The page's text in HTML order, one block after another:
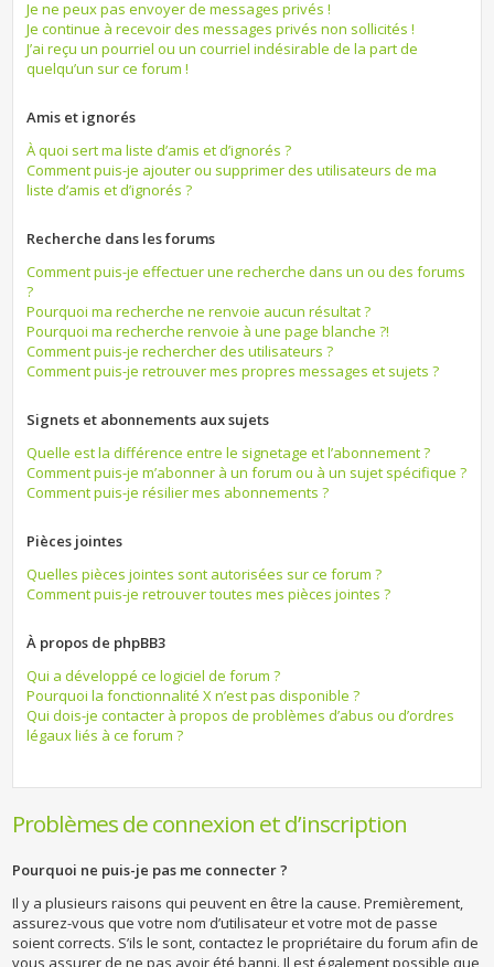
Je ne peux pas envoyer de messages privés !
Je continue à recevoir des messages privés non sollicités !
J’ai reçu un pourriel ou un courriel indésirable de la part de
quelqu’un sur ce forum !
Amis et ignorés
À quoi sert ma liste d’amis et d’ignorés ?
Comment puis-je ajouter ou supprimer des utilisateurs de ma
liste d’amis et d’ignorés ?
Recherche dans les forums
Comment puis-je effectuer une recherche dans un ou des forums
?
Pourquoi ma recherche ne renvoie aucun résultat ?
Pourquoi ma recherche renvoie à une page blanche ?!
Comment puis-je rechercher des utilisateurs ?
Comment puis-je retrouver mes propres messages et sujets ?
Signets et abonnements aux sujets
Quelle est la différence entre le signetage et l’abonnement ?
Comment puis-je m’abonner à un forum ou à un sujet spécifique ?
Comment puis-je résilier mes abonnements ?
Pièces jointes
Quelles pièces jointes sont autorisées sur ce forum ?
Comment puis-je retrouver toutes mes pièces jointes ?
À propos de phpBB3
Qui a développé ce logiciel de forum ?
Pourquoi la fonctionnalité X n’est pas disponible ?
Qui dois-je contacter à propos de problèmes d’abus ou d’ordres
légaux liés à ce forum ?
Problèmes de connexion et d’inscription
Pourquoi ne puis-je pas me connecter ?
Il y a plusieurs raisons qui peuvent en être la cause. Premièrement,
assurez-vous que votre nom d’utilisateur et votre mot de passe
soient corrects. S’ils le sont, contactez le propriétaire du forum afin de
vous assurer de ne pas avoir été banni. Il est également possible que